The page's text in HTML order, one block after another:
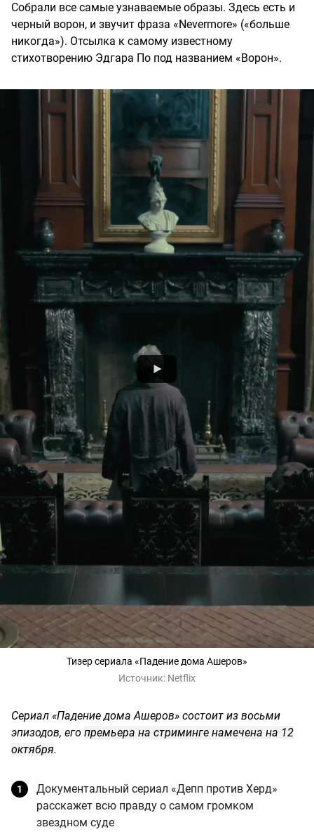
Собрали все самые узнаваемые образы. Здесь есть и
черный ворон, и звучит фраза «Nevermore» («больше
никогда»). Отсылка к самому известному
стихотворению Эдгара По под названием «Ворон».
Тизер сериала «Падение дома Ашеров»
Источник: Netflix
Сериал «Падение дома Ашеров» состоит из восьми
эпизодов, его премьера на стриминге намечена на 12
октября.
Документальный сериал «Депп против Херд»
расскажет всю правду о самом громком
звездном суде